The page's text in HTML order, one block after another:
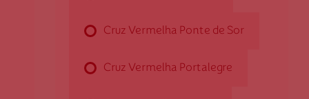
Cruz Vermelha Beja
Cruz Vermelha Ponte de Sor
Cruz Vermelha Portalegre